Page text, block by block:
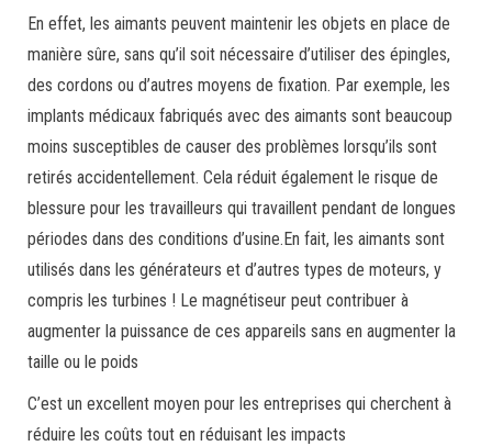
En effet, les aimants peuvent maintenir les objets en place de
manière sûre, sans qu’il soit nécessaire d’utiliser des épingles,
des cordons ou d’autres moyens de fixation. Par exemple, les
implants médicaux fabriqués avec des aimants sont beaucoup
moins susceptibles de causer des problèmes lorsqu’ils sont
retirés accidentellement. Cela réduit également le risque de
blessure pour les travailleurs qui travaillent pendant de longues
périodes dans des conditions d’usine.En fait, les aimants sont
utilisés dans les générateurs et d’autres types de moteurs, y
compris les turbines ! Le magnétiseur peut contribuer à
augmenter la puissance de ces appareils sans en augmenter la
taille ou le poids
C’est un excellent moyen pour les entreprises qui cherchent à
réduire les coûts tout en réduisant les impacts